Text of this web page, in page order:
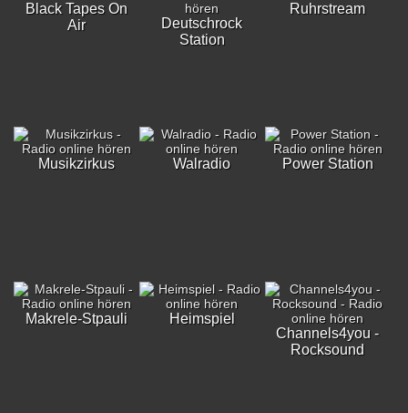
Black Tapes On
Air
Deutschrock
Station
Ruhrstream
Musikzirkus Walradio Power Station
Makrele-Stpauli
Heimspiel
Channels4you -
Rocksound